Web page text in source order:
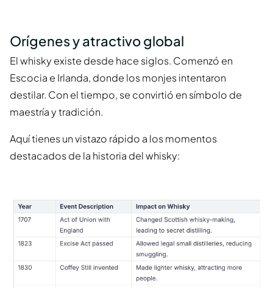
Orígenes y atractivo global
El whisky existe desde hace siglos. Comenzó en
Escocia e Irlanda, donde los monjes intentaron
destilar. Con el tiempo, se convirtió en símbolo de
maestría y tradición.
Aquí tienes un vistazo rápido a los momentos
destacados de la historia del whisky: